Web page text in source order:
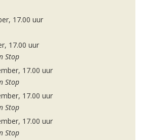
17.00 uur
17.00 uur
Stop
17.00 uur
Stop
17.00 uur
Stop
17.00 uur
Stop